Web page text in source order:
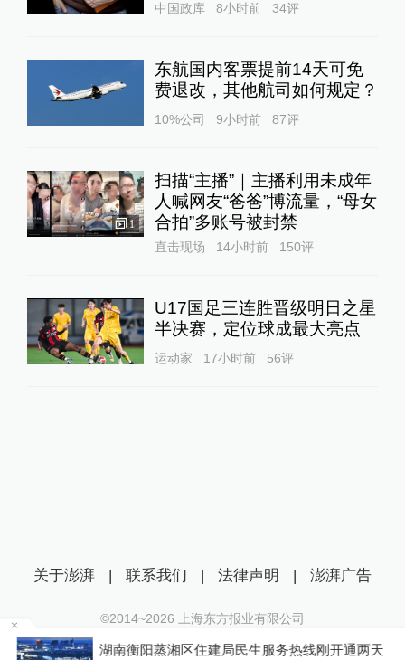
中国政库 8小时前 34评
东航国内客票提前14天可免
费退改，其他航司如何规定？
10%公司 9小时前 87评
1
扫描“主播”｜主播利用未成年
人喊网友“爸爸”博流量，“母女
合拍”多账号被封禁
直击现场 14小时前 150评
U17国足三连胜晋级明日之星
半决赛，定位球成最大亮点
运动家 17小时前 56评
湖南衡阳蒸湘区住建局民生服务热线刚开通两天
关于澎湃 | 联系我们 | 法律声明 | 澎湃广告
©2014~2026 上海东方报业有限公司
沪ICP证：沪B2-20170116 | 沪ICP备14003370号